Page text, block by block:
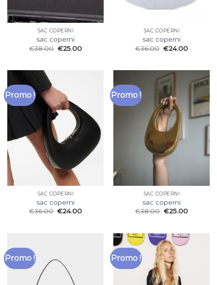
SAC COPERNI
sac coperni
€38.00 €25.00
SAC COPERNI
sac coperni
€36.00 €24.00
Promo !
SAC COPERNI
sac coperni
€36.00 €24.00
Promo !
SAC COPERNI
sac coperni
€38.00 €25.00
Promo ! Promo !